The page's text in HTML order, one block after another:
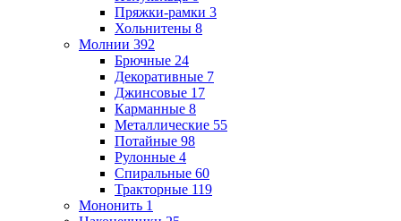
Пряжки-рамки 3
Хольнитены 8
Молнии 392
Брючные 24
Декоративные 7
Джинсовые 17
Карманные 8
Металлические 55
Потайные 98
Рулонные 4
Спиральные 60
Тракторные 119
Мононить 1